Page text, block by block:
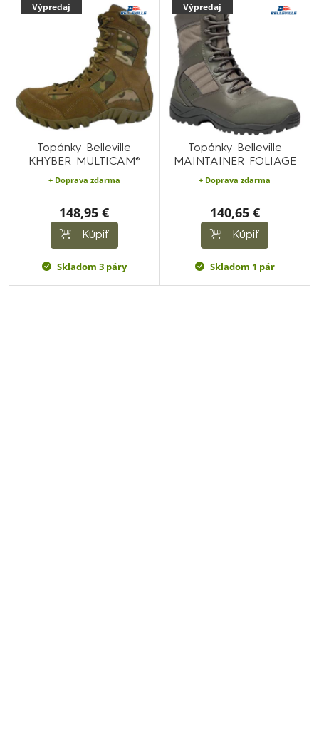
Výpredaj
Topánky Belleville
KHYBER MULTICAM®
+ Doprava zdarma
148,95 €
Kúpiť
Skladom 3 páry
Výpredaj
Topánky Belleville
MAINTAINER FOLIAGE
+ Doprava zdarma
140,65 €
Kúpiť
Skladom 1 pár